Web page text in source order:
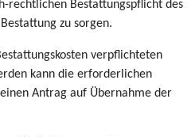
rechtlichen Bestattungspflicht des
zu sorgen.
verpflichteten
kann die erforderlichen
Antrag auf Übernahme der